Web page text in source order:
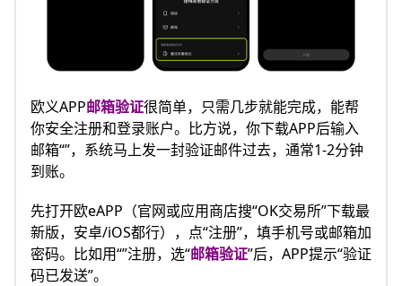
欧义APP邮箱验证很简单，只需几步就能完成，能帮
你安全注册和登录账户。比方说，你下载APP后输入
邮箱“”，系统马上发一封验证邮件过去，通常1-2分钟
到账。
先打开欧eAPP（官网或应用商店搜“OK交易所”下载最
新版，安卓/iOS都行），点“注册”，填手机号或邮箱加
密码。比如用“”注册，选“邮箱验证”后，APP提示“验证
码已发送”。